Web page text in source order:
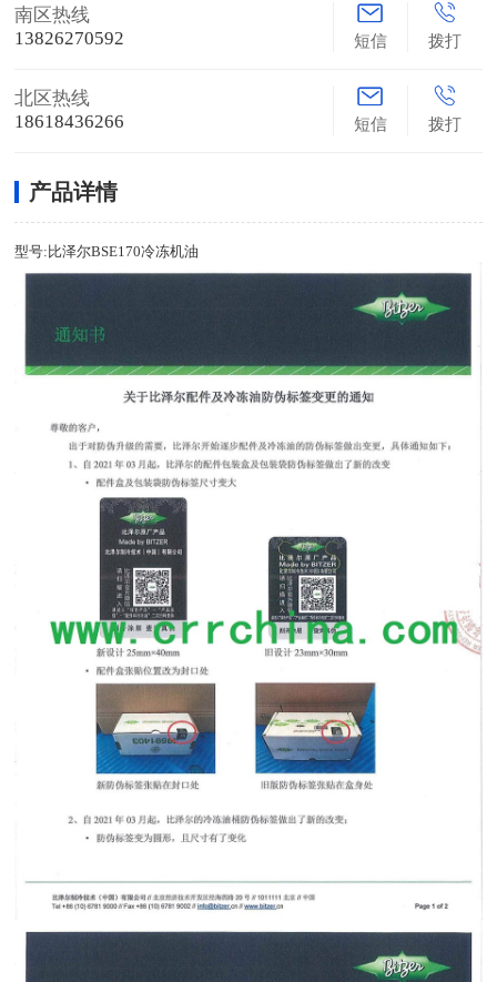
南区热线
13826270592
短信 拨打
北区热线
18618436266
短信 拨打
产品详情
型号:比泽尔BSE170冷冻机油